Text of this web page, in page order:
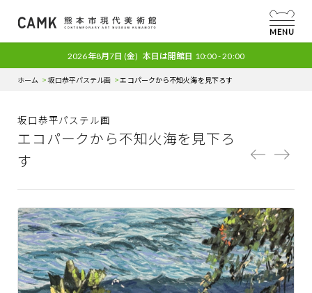
MENU
2026年8月7日 (金) 本日は開館日 10:00 - 20:00
ホーム 坂口恭平パステル画 エコパークから不知火海を見下ろす
坂口恭平パステル画
エコパークから不知火海を見下ろ
す